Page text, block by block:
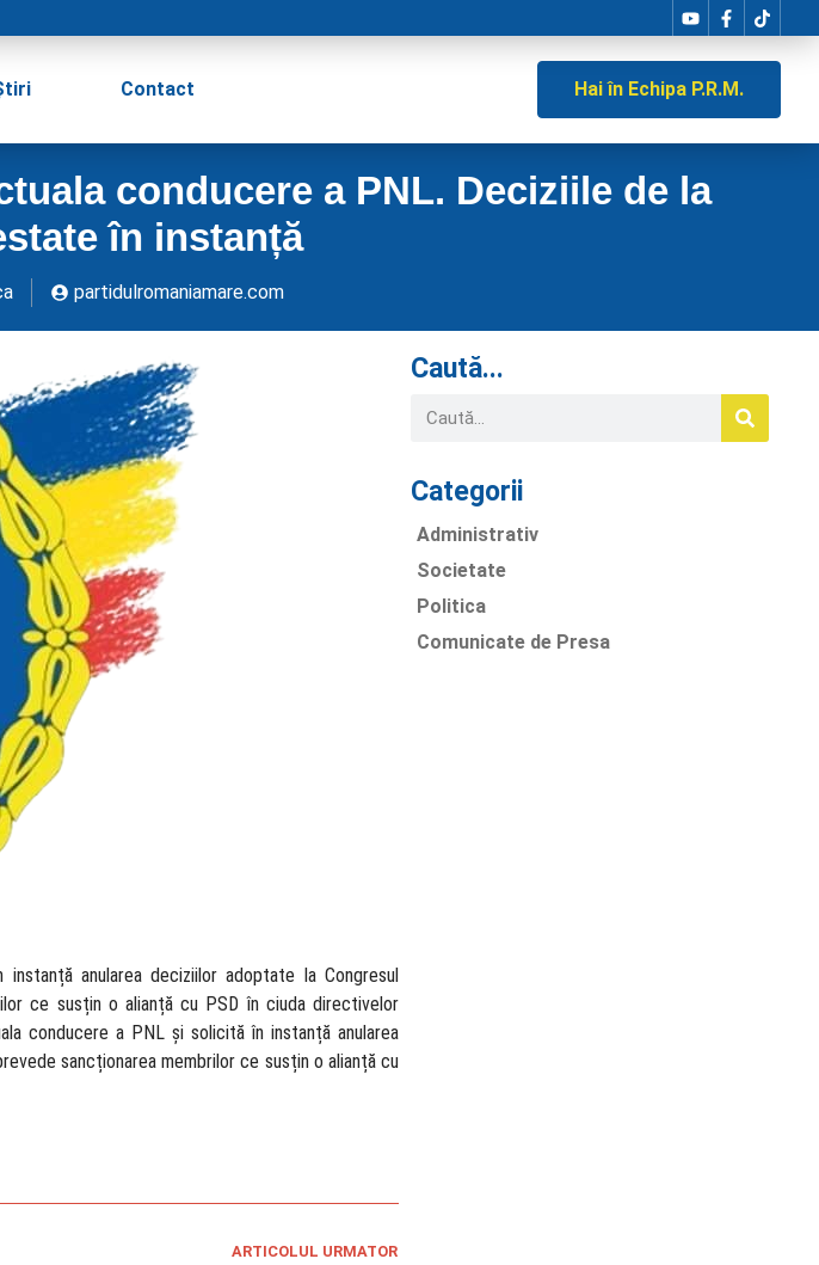
Contact Hai în Echipa P.R.M.
conducere a PNL. Deciziile de la
în instanță
partidulromaniamare.com
anularea deciziilor adoptate la Congresul
ce susțin o alianță cu PSD în ciuda directivelor
conducere a PNL și solicită în instanță anularea
sancționarea membrilor ce susțin o alianță cu
ARTICOLUL URMATOR
Caută...
Categorii
Administrativ
Societate
Politica
Comunicate de Presa